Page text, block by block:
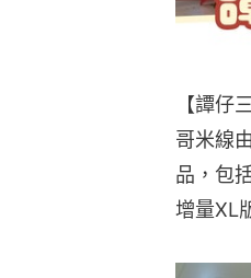
【譚仔
哥米線
品，包
增量XL